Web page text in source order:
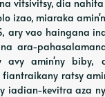
vitsivitsy, dia
izao, miaraka
ary vao haingana
ara-
avy amin'ny biby,
ratsy
iadian-kevitra aza